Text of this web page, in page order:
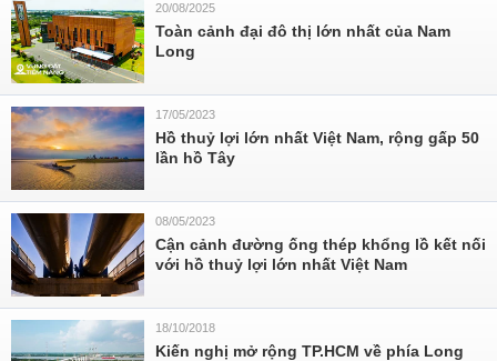
20/08/2025
Toàn cảnh đại đô thị lớn nhất của Nam
Long
17/05/2023
Hồ thuỷ lợi lớn nhất Việt Nam, rộng gấp 50
lần hồ Tây
08/05/2023
Cận cảnh đường ống thép khổng lồ kết nối
với hồ thuỷ lợi lớn nhất Việt Nam
18/10/2018
Kiến nghị mở rộng TP.HCM về phía Long